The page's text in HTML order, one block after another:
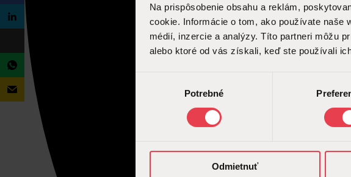
Na prispôsobenie obsahu a reklám,
cookie. Informácie o tom, ako používate naše
médií, inzercie a analýzy. Títo partneri môžu
alebo ktoré od vás získali, keď ste používali
Potrebné
Odmietnuť